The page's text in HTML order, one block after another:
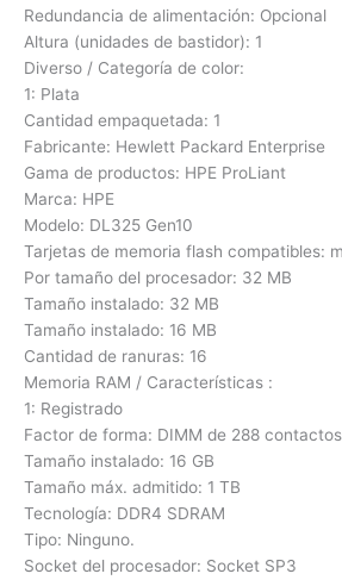
Redundancia de alimentación: Opcional
Altura (unidades de bastidor): 1
Diverso / Categoría de color:
1: Plata
Cantidad empaquetada: 1
Fabricante: Hewlett Packard Enterprise
Gama de productos: HPE ProLiant
Marca: HPE
Modelo: DL325 Gen10
Tarjetas de memoria flash compatibles:
Por tamaño del procesador: 32 MB
Tamaño instalado: 32 MB
Tamaño instalado: 16 MB
Cantidad de ranuras: 16
Memoria RAM / Características :
1: Registrado
Factor de forma: DIMM de 288 contactos
Tamaño instalado: 16 GB
Tamaño máx. admitido: 1 TB
Tecnología: DDR4 SDRAM
Tipo: Ninguno.
Socket del procesador: Socket SP3